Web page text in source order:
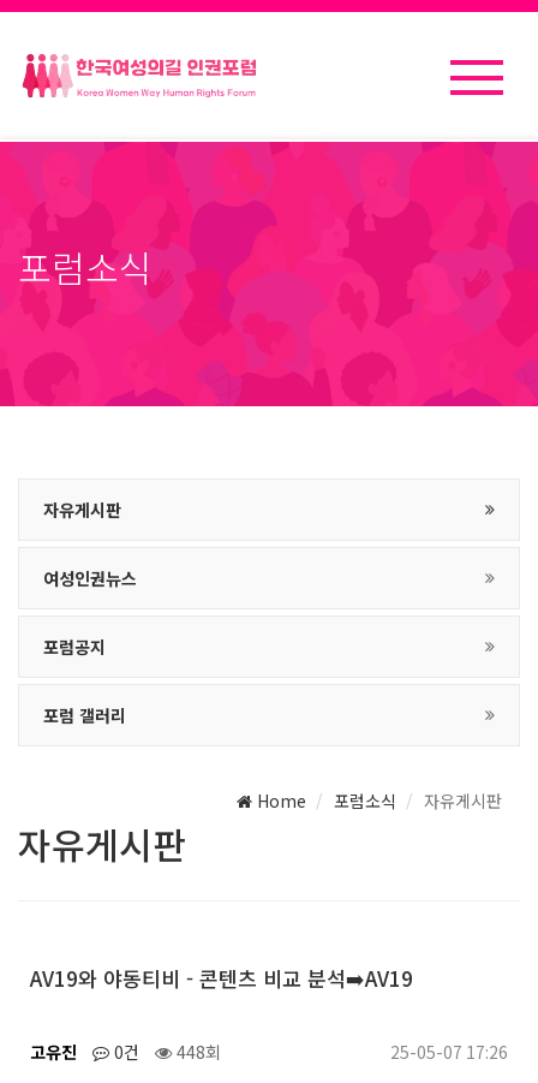
포럼소식
자유게시판
여성인권뉴스
포럼공지
포럼 갤러리
Home 포럼소식 자유게시판
자유게시판
AV19와 야동티비 - 콘텐츠 비교 분석➡️AV19
고유진 0건 448회 25-05-07 17:26